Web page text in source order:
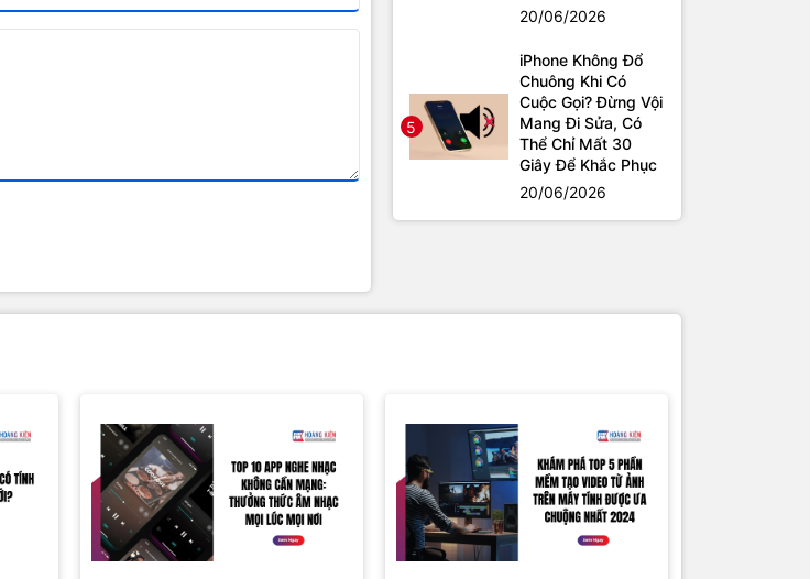
20/06/2026
5
iPhone Không Đổ
Chuông Khi Có
Cuộc Gọi? Đừng Vội
Mang Đi Sửa, Có
Thể Chỉ Mất 30
Giây Để Khắc Phục
20/06/2026